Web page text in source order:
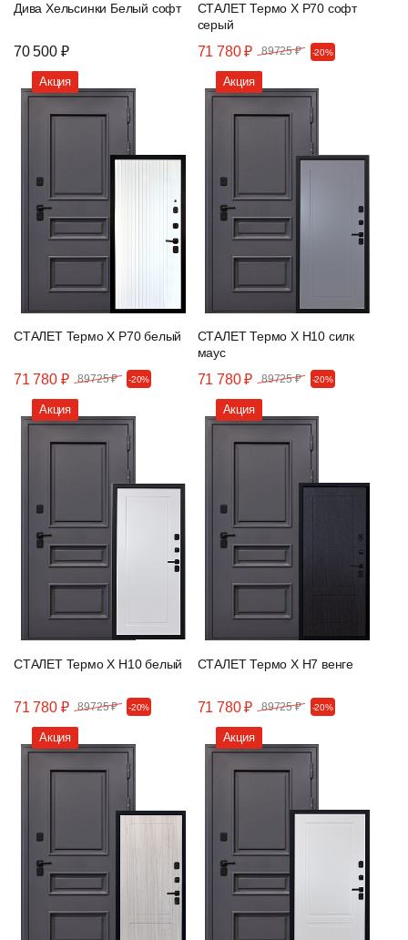
Дива Хельсинки Белый софт
70 500 ₽
СТАЛЕТ Термо Х Р70 софт
серый
71 780 ₽ 89725 ₽ -20%
Акция
СТАЛЕТ Термо Х Р70 белый
71 780 ₽ 89725 ₽ -20%
Акция
СТАЛЕТ Термо Х Н10 силк
маус
71 780 ₽ 89725 ₽ -20%
Акция
СТАЛЕТ Термо Х Н10 белый
71 780 ₽ 89725 ₽ -20%
Акция
СТАЛЕТ Термо Х Н7 венге
71 780 ₽ 89725 ₽ -20%
Акция Акция